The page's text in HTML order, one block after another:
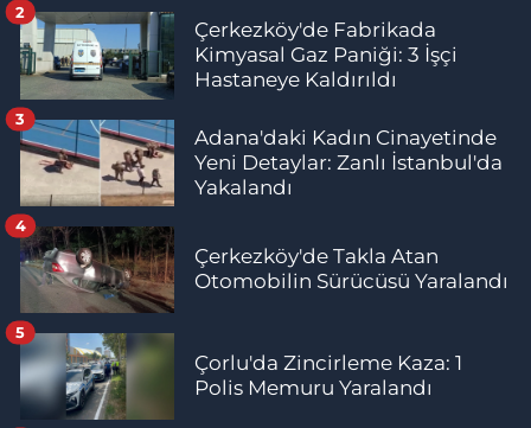
Çerkezköy'de Fabrikada
Kimyasal Gaz Paniği: 3 İşçi
Hastaneye Kaldırıldı
2
Adana'daki Kadın Cinayetinde
Yeni Detaylar: Zanlı İstanbul'da
Yakalandı
3
Çerkezköy'de Takla Atan
Otomobilin Sürücüsü Yaralandı
4
Çorlu'da Zincirleme Kaza: 1
Polis Memuru Yaralandı
5